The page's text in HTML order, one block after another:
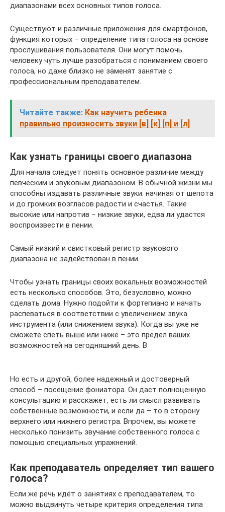
диапазонами всех основных типов голоса.
Существуют и различные приложения для смартфонов,
функция которых – определение типа голоса на основе
прослушивания пользователя. Они могут помочь
человеку чуть лучше разобраться с пониманием своего
голоса, но даже близко не заменят занятие с
профессиональным преподавателем.
Читайте также: Как научить ребенка
правильно произносить звуки [в] [к] [п] и [л]
Как узнать границы своего диапазона
Для начала следует понять основное различие между
певческим и звуковым диапазоном. В обычной жизни мы
способны издавать различные звуки: начиная от шепота
и до громких возгласов радости и счастья. Такие
высокие или напротив – низкие звуки, едва ли удастся
воспроизвести в пении.
Самый низкий и свистковый регистр звукового
диапазона не задействован в пении.
Чтобы узнать границы своих вокальных возможностей
есть несколько способов. Это, безусловно, можно
сделать дома. Нужно подойти к фортепиано и начать
распеваться в соответствии с увеличением звука
инструмента (или снижением звука). Когда вы уже не
сможете спеть выше или ниже – это предел ваших
возможностей на сегодняшний день. В
Но есть и другой, более надежный и достоверный
способ – посещение фониатора. Он даст полноценную
консультацию и расскажет, есть ли смысл развивать
собственные возможности, и если да – то в сторону
верхнего или нижнего регистра. Впрочем, вы можете
несколько понизить звучание собственного голоса с
помощью специальных упражнений.
Как преподаватель определяет тип вашего
голоса?
Если же речь идёт о занятиях с преподавателем, то
можно выдвинуть четыре критерия определения типа